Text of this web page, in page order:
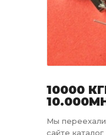
10000
Мы
сайте